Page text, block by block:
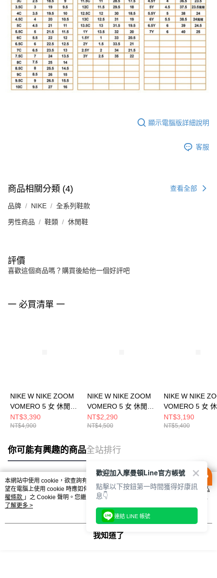
顯示電腦版詳細說明
客服
商品相關分類 (4) 查看全部
品牌 NIKE 全系列鞋款
男性商品 鞋類 休閒鞋
評價
喜歡這個商品嗎？購買後給他一個好評吧
一 必買清單 一
NIKE W NIKE ZOOM
VOMERO 5 女 休閒鞋
IB8929003
NT$3,390
NT$4,900
NIKE W NIKE ZOOM
VOMERO 5 女 休閒鞋
FN6742001
NT$2,290
NT$4,500
NIKE W NIKE
VOMERO 5 女
HQ0458200
NT$3,190
NT$5,400
你可能有興趣的商品全站排行
熱門標籤
本網站中使用 cookie，欲查詢有關本網站使用 cookie 方式之詳情，及若您不希
望在電腦上使用 cookie 時應如何變更電腦的 cookie 設定，請參閱本網站「
隱私
權條款 」之 Cookie 聲明。您繼續使用本網站即表示您同意本公司得按本網站使
用條款之 Cookie 聲明使用 cookie。
了解更多 >
我知道了
歡迎加入摩曼頓Line官方帳號
點擊以下按鈕第一時間獲得好康訊
息👇
連結 LINE 帳號